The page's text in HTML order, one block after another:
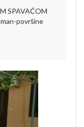
SPAVAĆOM
površine